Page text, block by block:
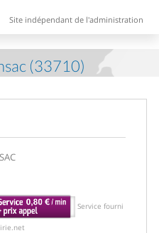
Site indépendant de l'administration
(33710)
Service fourni